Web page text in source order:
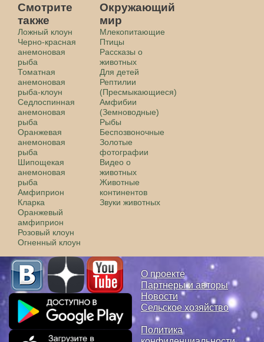
Смотрите
также
Ложный клоун
Черно-красная
анемоновая
рыба
Томатная
анемоновая
рыба-клоун
Седлоспинная
анемоновая
рыба
Оранжевая
анемоновая
рыба
Шипощекая
анемоновая
рыба
Амфиприон
Кларка
Оранжевый
амфиприон
Розовый клоун
Огненный клоун
Окружающий
мир
Млекопитающие
Птицы
Рассказы о
животных
Для детей
Рептилии
(Пресмыкающиеся)
Амфибии
(Земноводные)
Рыбы
Беспозвоночные
Золотые
фотографии
Видео о
животных
Животные
континентов
Звуки животных
О проекте
Партнеры и авторы
Новости
Сельское хозяйство
Политика